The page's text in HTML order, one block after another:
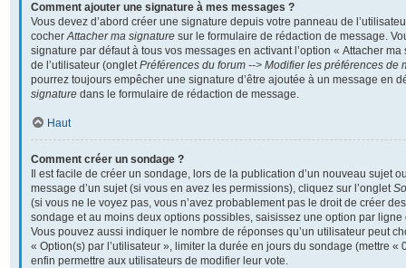
Comment ajouter une signature à mes messages ?
Vous devez d’abord créer une signature depuis votre panneau de
cocherAttacher ma signature sur le formulaire de rédaction de message.
signature par défaut à tous vos messages en activant l’option « Attacher
de l’utilisateur (ongletPréférences du forum --> Modifier les préférences de
pourrez toujours empêcher une signature d’être ajoutée à un message en
signature dans le formulaire de rédaction de message.
Haut
Comment créer un sondage ?
Il est facile de créer un sondage, lors de la publication d’un nouveau sujet
message d’un sujet (si vous en avez les permissions), cliquez sur l’onglet
(si vous ne le voyez pas, vous n’avez probablement pas le droit de créer
sondage et au moins deux options possibles, saisissez une option par
Vous pouvez aussi indiquer le nombre de réponses qu’un utilisateur peut
« Option(s) par l’utilisateur », limiter la durée en jours du sondage (mettre «
enfin permettre aux utilisateurs de modifier leur vote.